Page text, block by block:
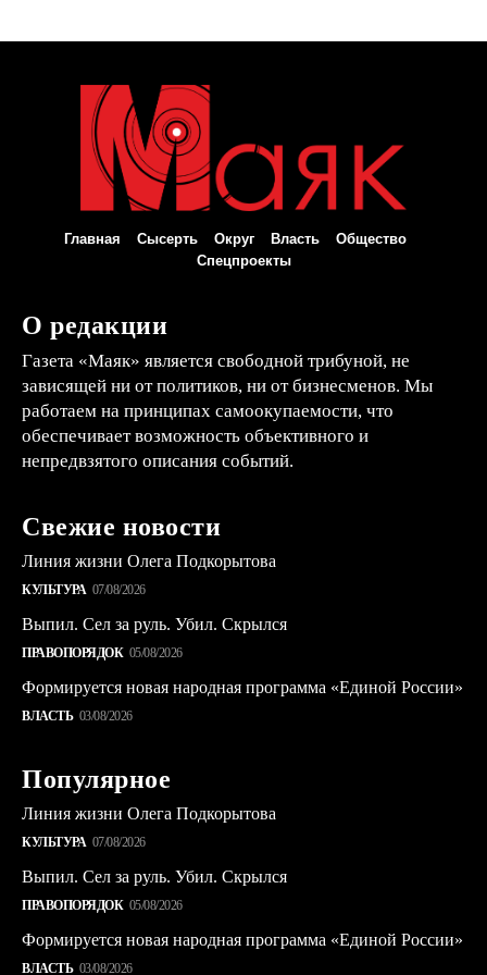
Главная Сысерть Округ Власть
Общество
Спецпроекты
О редакции
Газета «Маяк» является свободной трибуной, не
зависящей ни от политиков, ни от бизнесменов. Мы
работаем на принципах самоокупаемости, что
обеспечивает возможность объективного и
непредвзятого описания событий.
Свежие новости
Линия жизни Олега Подкорытова
КУЛЬТУРА 07/08/2026
Выпил. Сел за руль. Убил. Скрылся
ПРАВОПОРЯДОК 05/08/2026
Формируется новая народная программа «Единой России»
ВЛАСТЬ 03/08/2026
Популярное
Линия жизни Олега Подкорытова
КУЛЬТУРА 07/08/2026
Выпил. Сел за руль. Убил. Скрылся
ПРАВОПОРЯДОК 05/08/2026
Формируется новая народная программа «Единой России»
ВЛАСТЬ 03/08/2026